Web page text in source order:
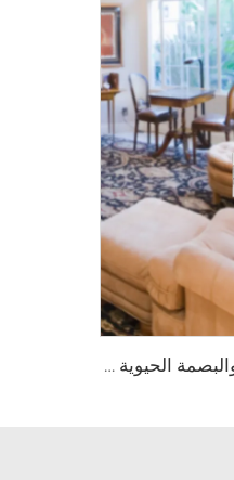
قفل باب ذكي بوظيفة كلمة المرور والبصمة الحيوية Tenon A6 Pro